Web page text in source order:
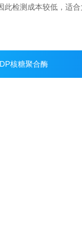
此检测成本较低，适
核糖聚合酶